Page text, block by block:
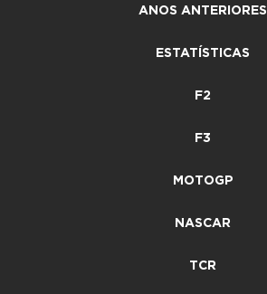
ANOS ANTERIORES
ESTATÍSTICAS
F2
F3
MOTOGP
NASCAR
TCR